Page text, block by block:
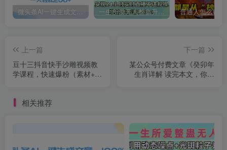
微头条AI一键生成文章，100%过原创，当天做隔天收益，可批量，一天轻松200+ 一生所爱无人整蛊升级版9.0，利用动态噪点+光斑粒子光条推进的特效玩法，内附暴击、合并帧、干扰、去重的手法，实现24小时实时直播不违规操，单场日入1500+，小白也能无脑驾驭
上一篇
豆十三抖音快手沙雕视频教
学课程，快速爆粉（素材+插
下一篇
某公众号付费文章《癸卯年
生肖详解 读完本文，你的
相关推荐